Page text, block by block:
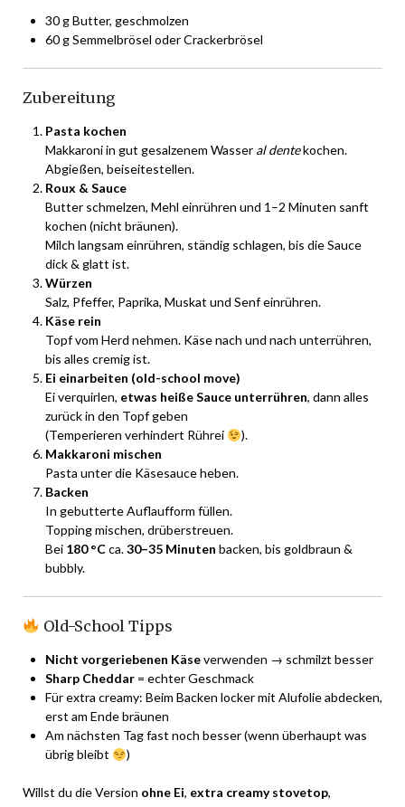
30 g Butter, geschmolzen
60 g Semmelbrösel oder Crackerbrösel
Zubereitung
Pasta kochen
Makkaroni in gut gesalzenem Wasser al dentekochen.
Abgießen, beiseitestellen.
Roux & Sauce
Butter schmelzen, Mehl einrühren und 1–2 Minuten sanft
kochen (nicht bräunen).
Milch langsam einrühren, ständig schlagen, bis die Sauce
dick & glatt ist.
Würzen
Salz, Pfeffer, Paprika, Muskat und Senf einrühren.
Käse rein
Topf vom Herd nehmen. Käse nach und nach unterrühren,
bis alles cremig ist.
Ei einarbeiten (old-school move)
Ei verquirlen, etwas heiße Sauce unterrühren, dann alles
zurück in den Topf geben
(Temperieren verhindert Rührei
).
Makkaroni mischen
Pasta unter die Käsesauce heben.
Backen
In gebutterte Auflaufform füllen.
Topping mischen, drüberstreuen.
Bei 180 °Cca.30–35 Minuten backen, bis goldbraun &
bubbly.
Old-School Tipps
Nicht vorgeriebenen Käseverwenden → schmilzt besser
Sharp Cheddar = echter Geschmack
Für extra creamy: Beim Backen locker mit Alufolie abdecken,
erst am Ende bräunen
Am nächsten Tag fast noch besser (wenn überhaupt was
übrig bleibt
)
Willst du die Version ohne Ei, extra creamy stovetop,